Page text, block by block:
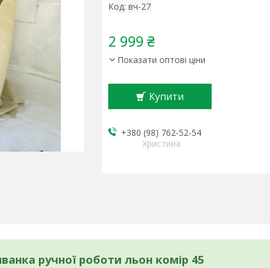
Код: вч-27
2 999 ₴
Показати оптові ціни
Купити
+380 (98) 762-52-54
Христина
ручної роботи льон комір 45